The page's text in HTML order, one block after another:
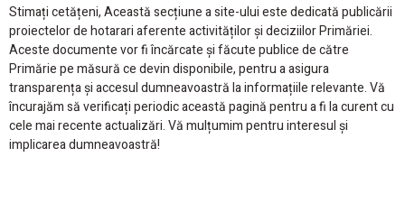
Stimați cetățeni, Această secțiune a site-ului este dedicată publicării
proiectelor de hotarari aferente activităților și deciziilor Primăriei.
Aceste documente vor fi încărcate și făcute publice de către
Primărie pe măsură ce devin disponibile, pentru a asigura
transparența și accesul dumneavoastră la informațiile relevante. Vă
încurajăm să verificați periodic această pagină pentru a fi la curent cu
cele mai recente actualizări. Vă mulțumim pentru interesul și
implicarea dumneavoastră!